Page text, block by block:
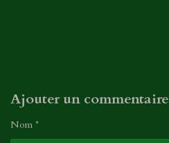
Ajouter un commentaire
Nom *